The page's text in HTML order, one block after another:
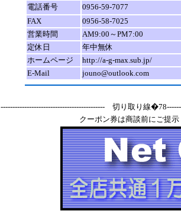
電話番号
0956-59-7077
FAX
0956-58-7025
営業時間
AM9:00～PM7:00
定休日
年中無休
ホームページ
http://a-g-max.sub.jp/
E-Mail
jouno@outlook.com
-------------------------------------------- 切り取り線
クーポン券は商談前にご提